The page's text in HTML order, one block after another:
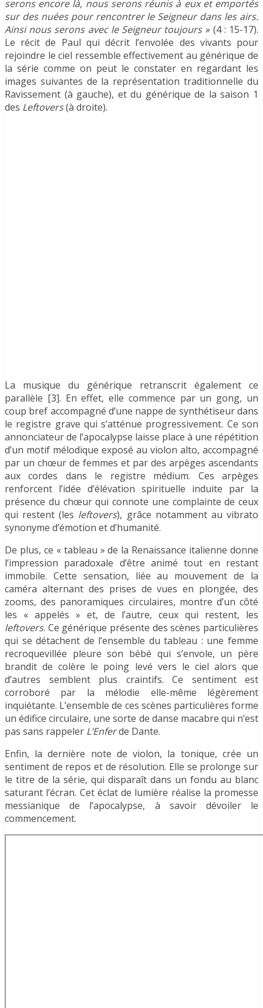
serons encore là, nous serons réunis à eux et emportés
sur des nuées pour rencontrer le Seigneur dans les airs.
Ainsi nous serons avec le Seigneur toujours » (4 : 15-17).
Le récit de Paul qui décrit l’envolée des vivants pour
rejoindre le ciel ressemble effectivement au générique de
la série comme on peut le constater en regardant les
images suivantes de la représentation traditionnelle du
Ravissement (à gauche), et du générique de la saison 1
des Leftovers(à droite).
La musique du générique retranscrit également ce
parallèle [3]. En effet, elle commence par un gong, un
coup bref accompagné d’une nappe de synthétiseur dans
le registre grave qui s’atténue progressivement. Ce son
annonciateur de l’apocalypse laisse place à une répétition
d’un motif mélodique exposé au violon alto, accompagné
par un chœur de femmes et par des arpèges ascendants
aux cordes dans le registre médium. Ces arpèges
renforcent l’idée d’élévation spirituelle induite par la
présence du chœur qui connote une complainte de ceux
qui restent (les leftovers), grâce notamment au vibrato
synonyme d’émotion et d’humanité.
De plus, ce « tableau » de la Renaissance italienne donne
l’impression paradoxale d’être animé tout en restant
immobile. Cette sensation, liée au mouvement de la
caméra alternant des prises de vues en plongée, des
zooms, des panoramiques circulaires, montre d’un côté
les « appelés » et, de l’autre, ceux qui restent, les
leftovers. Ce générique présente des scènes particulières
qui se détachent de l’ensemble du tableau : une femme
recroquevillée pleure son bébé qui s’envole, un père
brandit de colère le poing levé vers le ciel alors que
d’autres semblent plus craintifs. Ce sentiment est
corroboré par la mélodie elle-même légèrement
inquiétante. L’ensemble de ces scènes particulières forme
un édifice circulaire, une sorte de danse macabre qui n’est
pas sans rappeler L’Enferde Dante.
Enfin, la dernière note de violon, la tonique, crée un
sentiment de repos et de résolution. Elle se prolonge sur
le titre de la série, qui disparaît dans un fondu au blanc
saturant l’écran. Cet éclat de lumière réalise la promesse
messianique de l’apocalypse, à savoir dévoiler le
commencement.